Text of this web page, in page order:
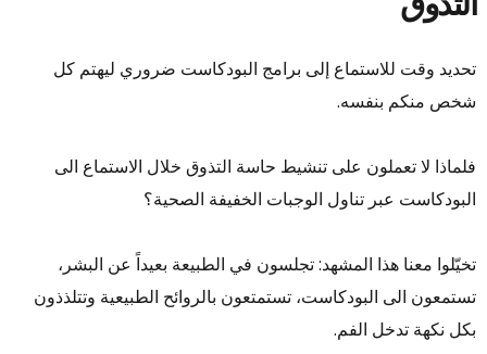
تحديد وقت للاستماع إلى برامج البودكاست ضروري ليهتم كل
شخص منكم بنفسه.
فلماذا لا تعملون على تنشيط حاسة التذوق خلال الاستماع الى
البودكاست عبر تناول الوجبات الخفيفة الصحية؟
تخيّلوا معنا هذا المشهد: تجلسون في الطبيعة بعيداً عن البشر،
تستمعون الى البودكاست، تستمتعون بالروائح الطبيعية وتتلذذون
بكل نكهة تدخل الفم.